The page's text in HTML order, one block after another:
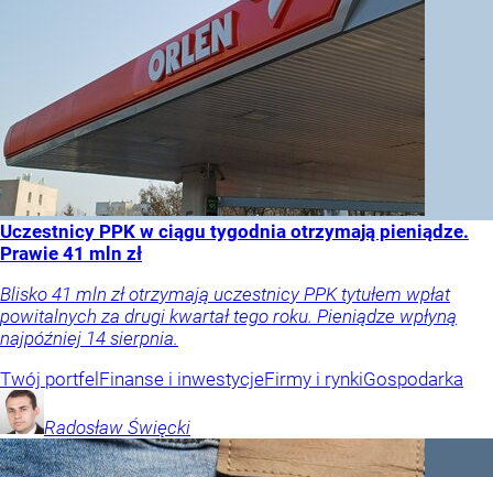
Uczestnicy PPK w ciągu tygodnia otrzymają pieniądze.
Prawie 41 mln zł
Blisko 41 mln zł otrzymają uczestnicy PPK tytułem wpłat
powitalnych za drugi kwartał tego roku. Pieniądze wpłyną
najpóźniej 14 sierpnia.
Twój portfelFinanse i inwestycjeFirmy i rynkiGospodarka
Radosław Święcki